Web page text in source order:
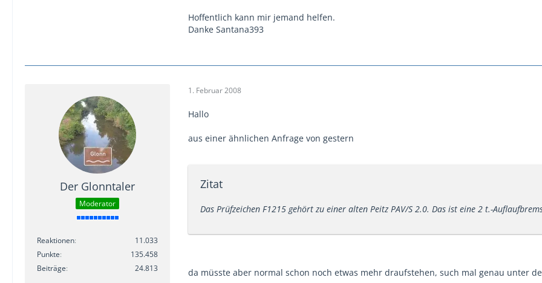
Hoffentlich kann mir jemand helfen.
Danke Santana393
Der Glonntaler
Moderator
Reaktionen
11.033
Punkte
135.458
Beiträge
24.813
1. Februar 2008
Hallo
aus einer ähnlichen Anfrage von gestern
Zitat
Das Prüfzeichen F1215 gehört zu einer alten Peitz PAV/S 2.0. Das ist eine 2 t.-
da müsste aber normal schon noch etwas mehr draufstehen, such mal genau unter